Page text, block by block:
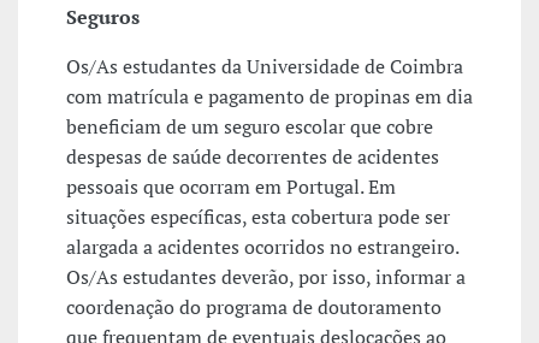
Seguros
Os/As estudantes da Universidade de Coimbra
com matrícula e pagamento de propinas em dia
beneficiam de um seguro escolar que cobre
despesas de saúde decorrentes de acidentes
pessoais que ocorram em Portugal. Em
situações específicas, esta cobertura pode ser
alargada a acidentes ocorridos no estrangeiro.
Os/As estudantes deverão, por isso, informar a
coordenação do programa de doutoramento
que frequentam de eventuais deslocações ao